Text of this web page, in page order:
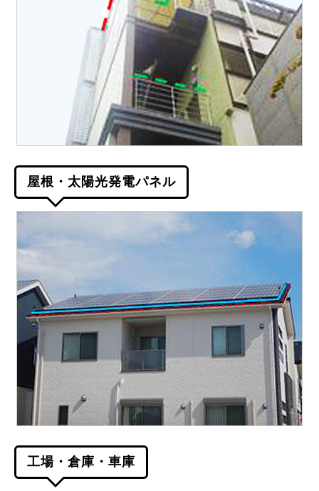
屋根・太陽光発電パネル
工場・倉庫・車庫